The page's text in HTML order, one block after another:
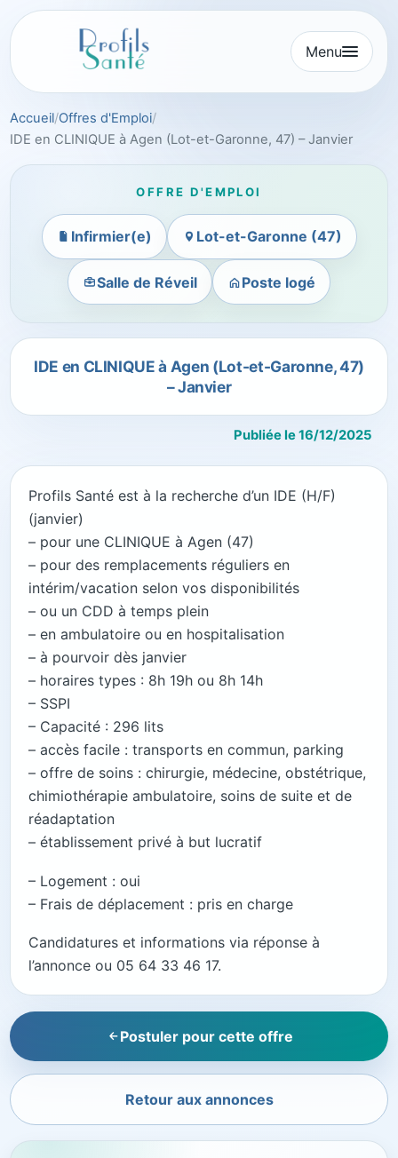
Aller
au
Menu
Accueil Offres d'Emploi
IDE en CLINIQUE à Agen (Lot-et-Garonne, 47) – Janvier
OFFRE D'EMPLOI
Infirmier(e) Lot-et-Garonne (47)
Salle de Réveil Poste logé
IDE en CLINIQUE à Agen (Lot-et-Garonne, 47)
– Janvier
Publiée le 16/12/2025
Profils Santé est à la recherche d’un IDE (H/F)
(janvier)
– pour une CLINIQUE à Agen (47)
– pour des remplacements réguliers en
intérim/vacation selon vos disponibilités
– ou un CDD à temps plein
– en ambulatoire ou en hospitalisation
– à pourvoir dès janvier
– horaires types : 8h 19h ou 8h 14h
– SSPI
– Capacité : 296 lits
– accès facile : transports en commun, parking
– offre de soins : chirurgie, médecine, obstétrique,
chimiothérapie ambulatoire, soins de suite et de
réadaptation
– établissement privé à but lucratif
– Logement : oui
– Frais de déplacement : pris en charge
Candidatures et informations via réponse à
l’annonce ou 05 64 33 46 17.
Postuler pour cette offre
Retour aux annonces